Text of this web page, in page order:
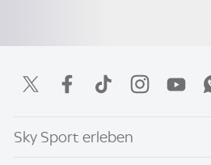
Sky Sport erleben